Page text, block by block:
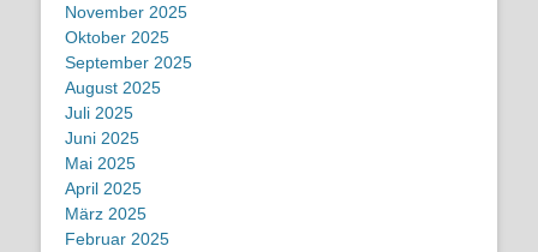
November 2025
Oktober 2025
September 2025
August 2025
Juli 2025
Juni 2025
Mai 2025
April 2025
März 2025
Februar 2025